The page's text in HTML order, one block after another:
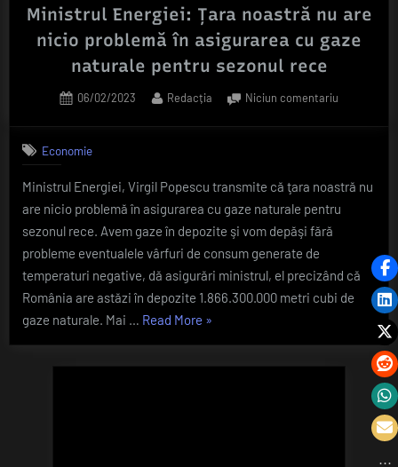
Ministrul Energiei: Ţara noastră nu are
nicio problemă în asigurarea cu gaze
naturale pentru sezonul rece
Posted
06/02/2023 By
Redacția Niciun comentariu
nu
are
asigurarea
cu
naturale
pentru
sezonul
Economie
Ministrul Energiei, Virgil Popescu transmite că ţara noastră nu
are nicio problemă în asigurarea cu gaze naturale pentru
sezonul rece. Avem gaze în depozite şi vom depăşi fără
probleme eventualele vârfuri de consum generate de
temperaturi negative, dă asigurări ministrul, el precizând că
România are astăzi în depozite 1.866.300.000 metri cubi de
gaze naturale. Mai … Read More „Ministrul
Ţara
»